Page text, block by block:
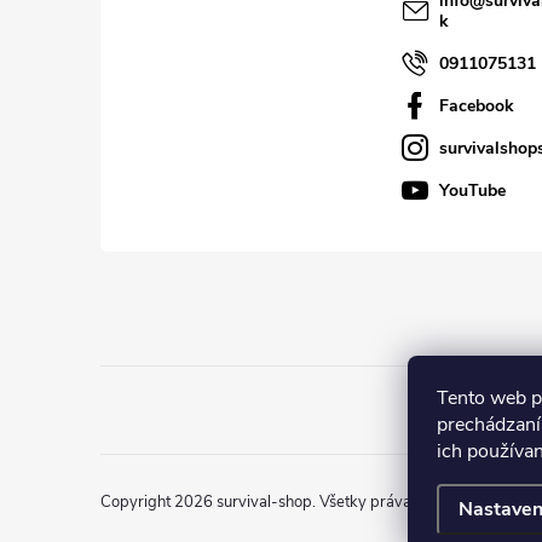
Tento web
ich
k
0911075131
Facebook
YouTube
Copyright 2026 survival-shop. Všetky práva vyhradené.